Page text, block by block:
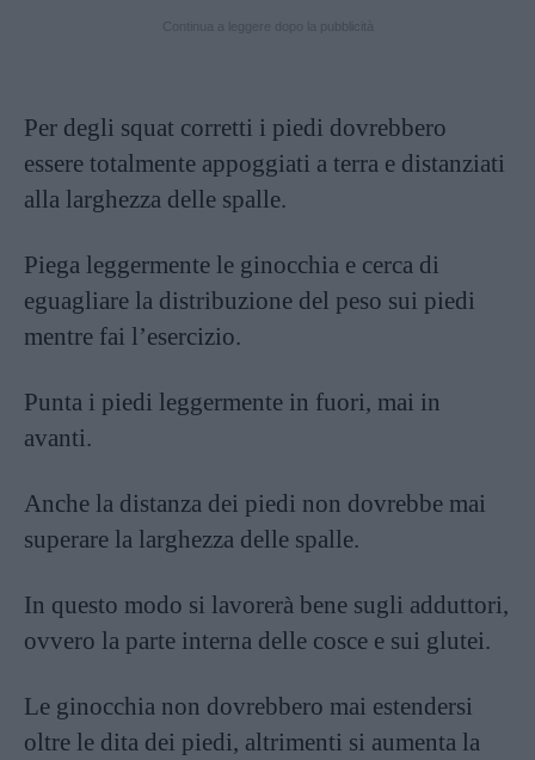
Per degli squat corretti i piedi dovrebbero
essere totalmente appoggiati a terra e distanziati
alla larghezza delle spalle.
Piega leggermente le ginocchia e cerca di
eguagliare la distribuzione del peso sui piedi
mentre fai l’esercizio.
Punta i piedi leggermente in fuori, mai in
avanti.
Anche la distanza dei piedi non dovrebbe mai
superare la larghezza delle spalle.
In questo modo si lavorerà bene sugli adduttori,
ovvero la parte interna delle cosce e sui glutei.
Le ginocchia non dovrebbero mai estendersi
oltre le dita dei piedi, altrimenti si aumenta la